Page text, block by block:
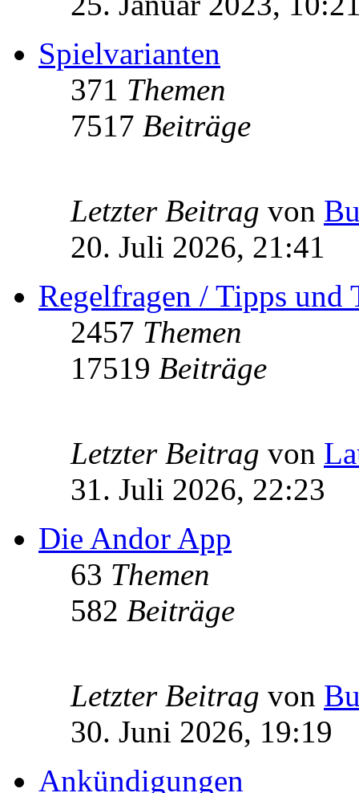
Spielvarianten
371 Themen
7517 Beiträge
Letzter Beitrag von
20. Juli 2026, 21:41
Regelfragen / Tipps und
2457 Themen
17519 Beiträge
Letzter Beitrag von
31. Juli 2026, 22:23
Die Andor App
63 Themen
582 Beiträge
Letzter Beitrag von
30. Juni 2026, 19:19
Ankündigungen